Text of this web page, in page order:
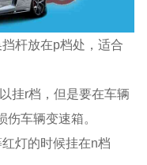
杆放在p档处，适合
挂r档，但是要在车辆
车辆变速箱。
灯的时候挂在n档